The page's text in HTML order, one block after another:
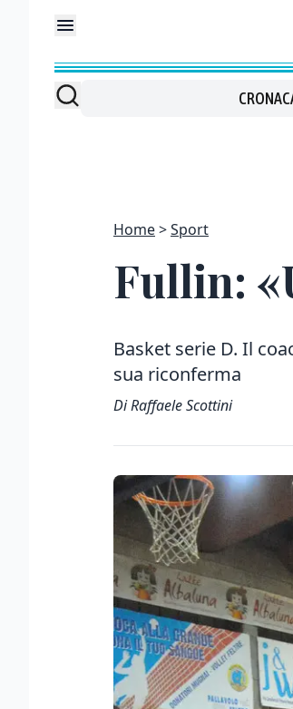
Home Sport
Fullin:
Basket serie D. Il
sua riconferma
Di Raffaele Scottini